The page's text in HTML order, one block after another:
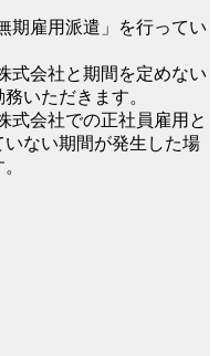
期雇用派遣」を行ってい
式会社と期間を定めない
いただきます。
式会社での正社員雇用と
ない期間が発生した場